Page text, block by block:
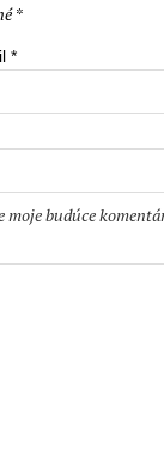
*
*
budúce